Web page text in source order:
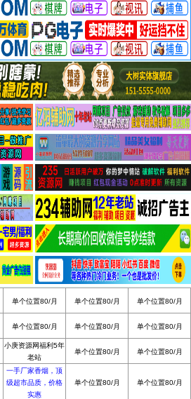
单个位置80/月 单个位置80/月 单个位置80/月
单个位置80/月 单个位置80/月 单个位置80/月
小庚资源网福利5年
老站
单个位置80/月 单个位置80/月
一手厂家香烟，顶
级超市品质，价格
实惠
单个位置80/月 单个位置80/月